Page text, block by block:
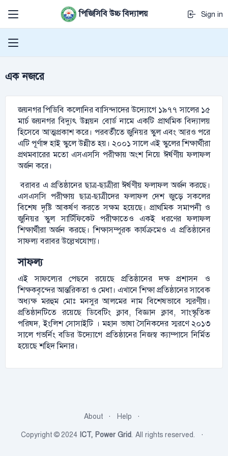
পিজিসিবি উচ্চ বিদ্যালয় Sign in
এক নজরে
জয়নগর পিডিবি কলোনির বাসিন্দাদের উদ্যোগে ১৯৭৭ সালের ১৫
মার্চ জয়নগর বিদ্যুৎ উন্নয়ন বোর্ড নামে একটি প্রাথমিক বিদ্যালয়
হিসেবে আত্মপ্রকাশ করে। পরবর্তীতে জুনিয়র স্কুল এবং আরও পরে
এটি পূর্ণাঙ্গ হাই স্কুলে উন্নীত হয়। ২০০১ সালে এই স্কুলের শিক্ষার্থীরা
প্রথমবারের মতো এসএসসি পরীক্ষায় অংশ নিয়ে ঈর্ষণীয় ফলাফল
অর্জন করে।
বরাবর এ প্রতিষ্ঠানের ছাত্র-ছাত্রীরা ঈর্ষণীয় ফলাফল অর্জন করছে।
এসএসসি পরীক্ষায় ছাত্র-ছাত্রীদের ফলাফল দেশ জুড়ে সকলের
বিশেষ দৃষ্টি আকর্ষণ করতে সক্ষম হয়েছে। প্রাথমিক সমাপনী ও
জুনিয়র স্কুল সার্টিফিকেট পরীক্ষাতেও একই ধরণের ফলাফল
শিক্ষার্থীরা অর্জন করছে। শিক্ষাসম্পূরক কার্যক্রমেও এ প্রতিষ্ঠানের
সাফল্য বরাবর উল্লেখযোগ্য।
সাফল্য
এই সাফল্যের পেছনে রয়েছে প্রতিষ্ঠানের দক্ষ প্রশাসন ও
শিক্ষকবৃন্দের আন্তরিকতা ও মেধা। এখানে শিক্ষা প্রতিষ্ঠানের সাবেক
অধ্যক্ষ মরহুম মোঃ মনসুর আলমের নাম বিশেষভাবে স্মরণীয়।
প্রতিষ্ঠানটিতে রয়েছে ডিবেটিং ক্লাব, বিজ্ঞান ক্লাব, সাংস্কৃতিক
পরিষদ, ইংলিশ সোসাইটি । মহান ভাষা সৈনিকদের স্মরণে ২০১৩
সালে গভর্নিং বডির উদ্যোগে প্রতিষ্ঠানের নিজস্ব ক্যাম্পাসে নির্মিত
হয়েছে শহিদ মিনার।
About
Help
Copyright © 2024 ICT, Power Grid. All rights reserved.